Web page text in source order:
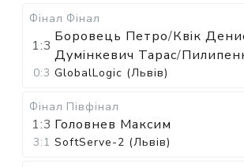
Фінал Фінал
1:3
Боровець Петро/Квік
Думінкевич Тарас/
0:3 GlobalLogic (Львів)
Фінал Півфінал
1:3 Головнев Максим
3:1 SoftServe-2 (Львів)